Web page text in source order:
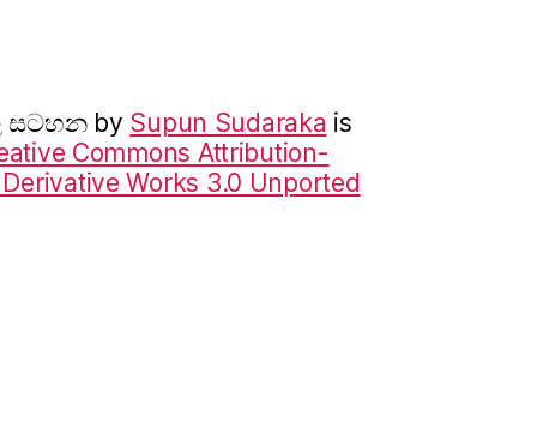
සටහනby Supun Sudaraka is
Commons Attribution-
Works 3.0 Unported